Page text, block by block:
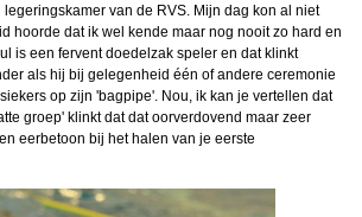
van de RVS. Mijn dag kon al niet
hoorde dat ik wel kende maar nog nooit zo hard en
is een fervent doedelzak speler en dat klinkt
als hij bij gelegenheid één of andere ceremonie
op zijn 'bagpipe'. Nou, ik kan je vertellen dat
groep' klinkt dat dat oorverdovend maar zeer
eerbetoon bij het halen van je eerste